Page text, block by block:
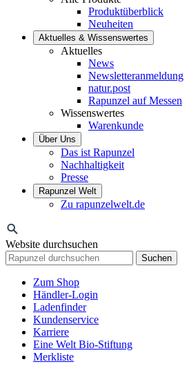
Produktüberblick
Neuheiten
Aktuelles & Wissenswertes
Aktuelles
News
Newsletteranmeldung
natur.post
Rapunzel auf Messen
Wissenswertes
Warenkunde
Über Uns
Das ist Rapunzel
Nachhaltigkeit
Presse
Rapunzel Welt
Zu rapunzelwelt.de
Website durchsuchen
Suchen
Zum Shop
Händler-Login
Ladenfinder
Kundenservice
Karriere
Eine Welt Bio-Stiftung
Merkliste